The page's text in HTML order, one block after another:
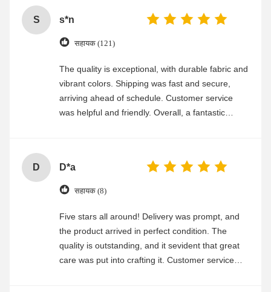
S s*n
सहायक (121)
The quality is exceptional, with durable fabric and
vibrant colors. Shipping was fast and secure,
arriving ahead of schedule. Customer service
was helpful and friendly. Overall, a fantastic
D D*a
सहायक (8)
Five stars all around! Delivery was prompt, and
the product arrived in perfect condition. The
quality is outstanding, and it sevident that great
care was put into crafting it. Customer service